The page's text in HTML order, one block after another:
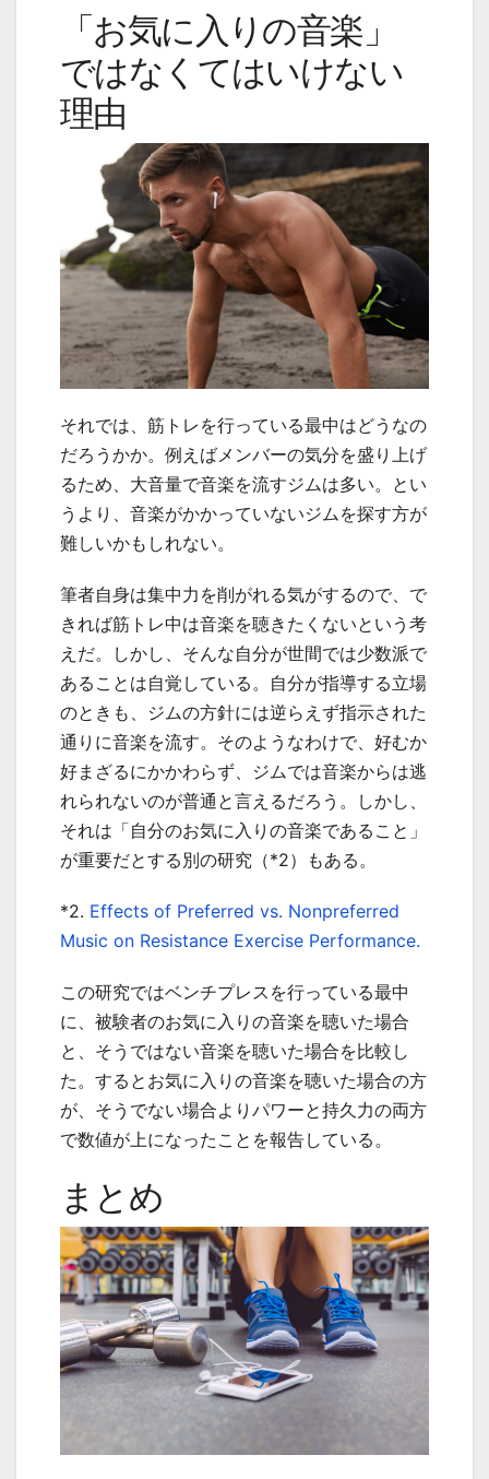
「お気に入りの音楽」
ではなくてはいけない
理由
それでは、筋トレを行っている最中はどうなの
だろうかか。例えばメンバーの気分を盛り上げ
るため、大音量で音楽を流すジムは多い。とい
うより、音楽がかかっていないジムを探す方が
難しいかもしれない。
筆者自身は集中力を削がれる気がするので、で
きれば筋トレ中は音楽を聴きたくないという考
えだ。しかし、そんな自分が世間では少数派で
あることは自覚している。自分が指導する立場
のときも、ジムの方針には逆らえず指示された
通りに音楽を流す。そのようなわけで、好むか
好まざるにかかわらず、ジムでは音楽からは逃
れられないのが普通と言えるだろう。しかし、
それは「自分のお気に入りの音楽であること」
が重要だとする別の研究（*2）もある。
*2. Effects of Preferred vs. Nonpreferred
Music on Resistance Exercise Performance.
この研究ではベンチプレスを行っている最中
に、被験者のお気に入りの音楽を聴いた場合
と、そうではない音楽を聴いた場合を比較し
た。するとお気に入りの音楽を聴いた場合の方
が、そうでない場合よりパワーと持久力の両方
で数値が上になったことを報告している。
まとめ